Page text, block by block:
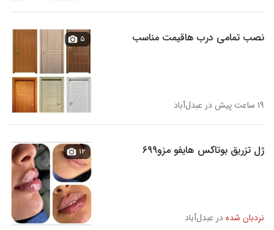
نصب تمامی درب هاقیمت مناسب
۱۹ ساعت پیش در عبدل‌آباد
۵
ژل تزریق بوتاکس هایفو مزو۶۹۹
نردبان شدهدر عبدل‌آباد
۱۲